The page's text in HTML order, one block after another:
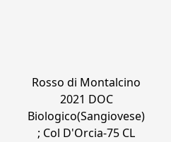
Rosso di Montalcino
2021 DOC
Biologico(Sangiovese)
; Col D'Orcia-75 CL